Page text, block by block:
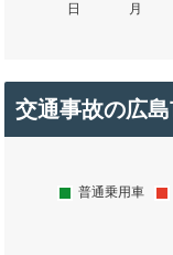
交通事故の広